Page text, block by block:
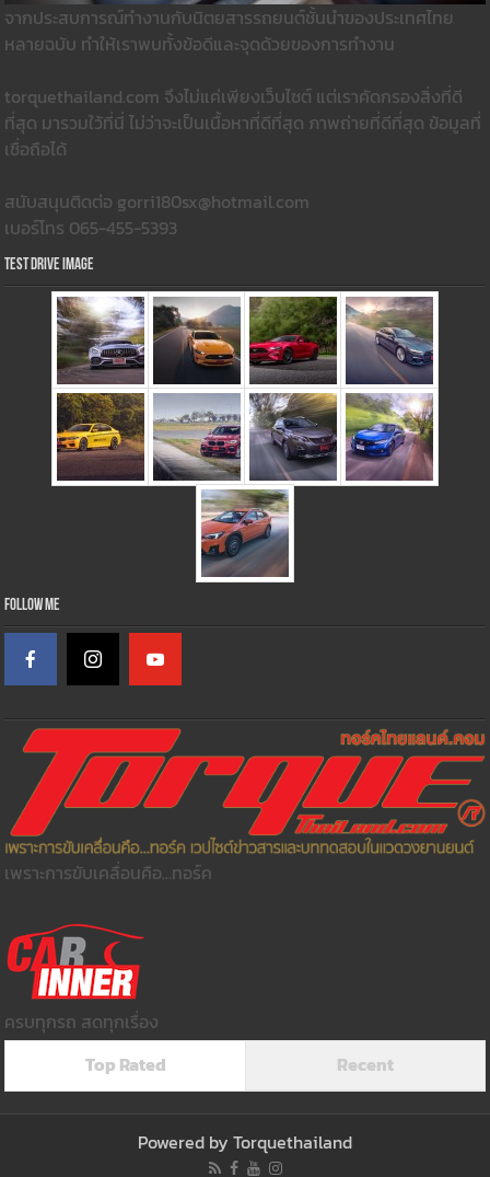
จากประสบการณ์ทำงานกับนิตยสารรถยนต์ชั้นนำของประเทศไทย
หลายฉบับ ทำให้เราพบทั้งข้อดีและจุดด้วยของการทำงาน
torquethailand.com จึงไม่แค่เพียงเว็บไซต์ แต่เราคัดกรองสิ่งที่ดี
ที่สุด มารวมใว้ที่นี่ ไม่ว่าจะเป็นเนื้อหาที่ดีที่สุด ภาพถ่ายที่ดีที่สุด ข้อมูลที่
เชื่อถือได้
สนับสนุนติดต่อ gorri180sx@hotmail.com
เบอร์โทร 065-455-5393
Test Drive Image
Follow Me
เพราะการขับเคลื่อนคือ...ทอร์ค
ครบทุกรถ สดทุกเรื่อง
Top Rated
Recent
Powered by Torquethailand